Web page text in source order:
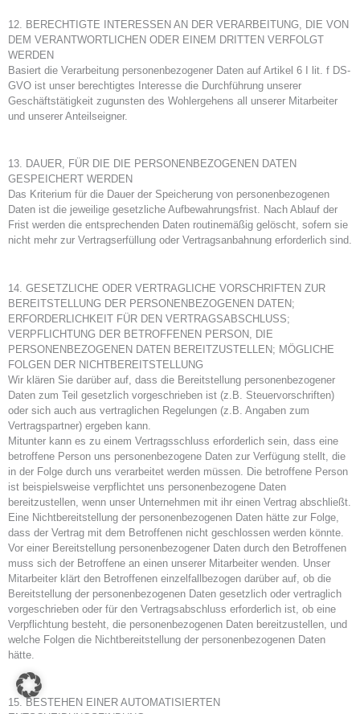
12. BERECHTIGTE INTERESSEN AN DER VERARBEITUNG, DIE VON
DEM VERANTWORTLICHEN ODER EINEM DRITTEN VERFOLGT
WERDEN
Basiert die Verarbeitung personenbezogener Daten auf Artikel 6 I lit. f DS-
GVO ist unser berechtigtes Interesse die Durchführung unserer
Geschäftstätigkeit zugunsten des Wohlergehens all unserer Mitarbeiter
und unserer Anteilseigner.
13. DAUER, FÜR DIE DIE PERSONENBEZOGENEN DATEN
GESPEICHERT WERDEN
Das Kriterium für die Dauer der Speicherung von personenbezogenen
Daten ist die jeweilige gesetzliche Aufbewahrungsfrist. Nach Ablauf der
Frist werden die entsprechenden Daten routinemäßig gelöscht, sofern sie
nicht mehr zur Vertragserfüllung oder Vertragsanbahnung erforderlich sind.
14. GESETZLICHE ODER VERTRAGLICHE VORSCHRIFTEN ZUR
BEREITSTELLUNG DER PERSONENBEZOGENEN DATEN;
ERFORDERLICHKEIT FÜR DEN VERTRAGSABSCHLUSS;
VERPFLICHTUNG DER BETROFFENEN PERSON, DIE
PERSONENBEZOGENEN DATEN BEREITZUSTELLEN; MÖGLICHE
FOLGEN DER NICHTBEREITSTELLUNG
Wir klären Sie darüber auf, dass die Bereitstellung personenbezogener
Daten zum Teil gesetzlich vorgeschrieben ist (z.B. Steuervorschriften)
oder sich auch aus vertraglichen Regelungen (z.B. Angaben zum
Vertragspartner) ergeben kann.
Mitunter kann es zu einem Vertragsschluss erforderlich sein, dass eine
betroffene Person uns personenbezogene Daten zur Verfügung stellt, die
in der Folge durch uns verarbeitet werden müssen. Die betroffene Person
ist beispielsweise verpflichtet uns personenbezogene Daten
bereitzustellen, wenn unser Unternehmen mit ihr einen Vertrag abschließt.
Eine Nichtbereitstellung der personenbezogenen Daten hätte zur Folge,
dass der Vertrag mit dem Betroffenen nicht geschlossen werden könnte.
Vor einer Bereitstellung personenbezogener Daten durch den Betroffenen
muss sich der Betroffene an einen unserer Mitarbeiter wenden. Unser
Mitarbeiter klärt den Betroffenen einzelfallbezogen darüber auf, ob die
Bereitstellung der personenbezogenen Daten gesetzlich oder vertraglich
vorgeschrieben oder für den Vertragsabschluss erforderlich ist, ob eine
Verpflichtung besteht, die personenbezogenen Daten bereitzustellen, und
welche Folgen die Nichtbereitstellung der personenbezogenen Daten
hätte.
15. BESTEHEN EINER AUTOMATISIERTEN